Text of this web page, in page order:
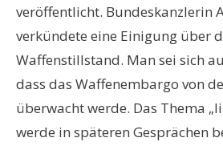
veröffentlicht. Bundeskanzlerin
verkündete eine Einigung über
Waffenstillstand. Man sei sich
dass das Waffenembargo von
überwacht werde. Das Thema
werde in späteren Gesprächen